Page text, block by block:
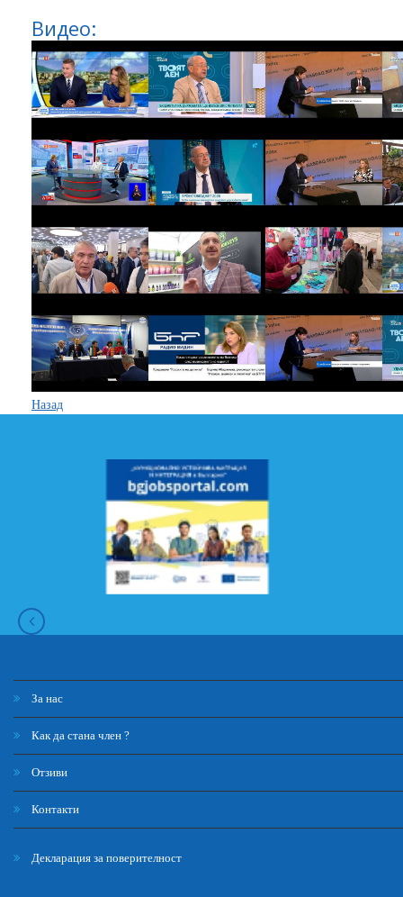
Видео:
Назад
За нас
Как да стана член ?
Отзиви
Контакти
Декларация за поверителност